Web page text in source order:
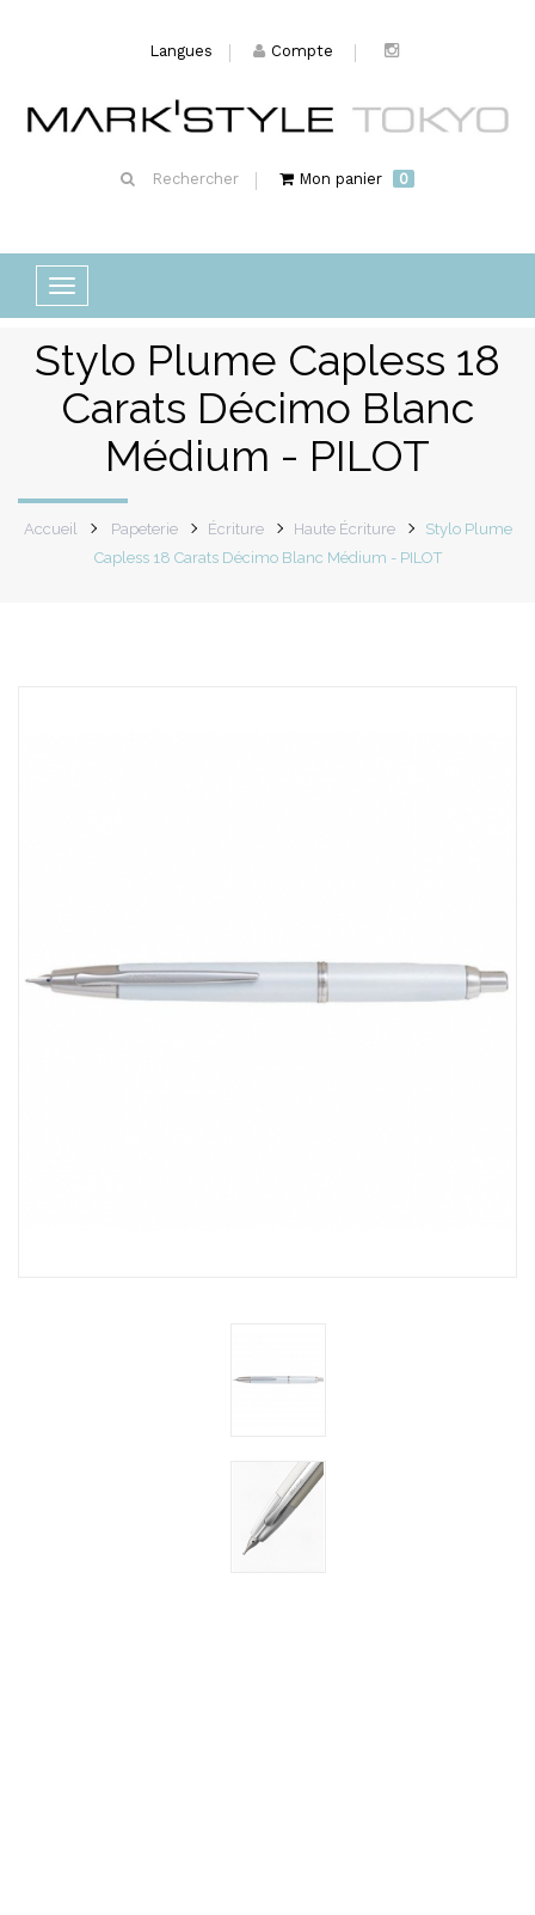
Langues Compte
Rechercher Mon panier 0
Basculer
la
navigation
Stylo Plume Capless 18
Carats Décimo Blanc
Médium - PILOT
Accueil Papeterie Écriture Haute Écriture
Stylo Plume
Capless 18 Carats Décimo Blanc Médium - PILOT